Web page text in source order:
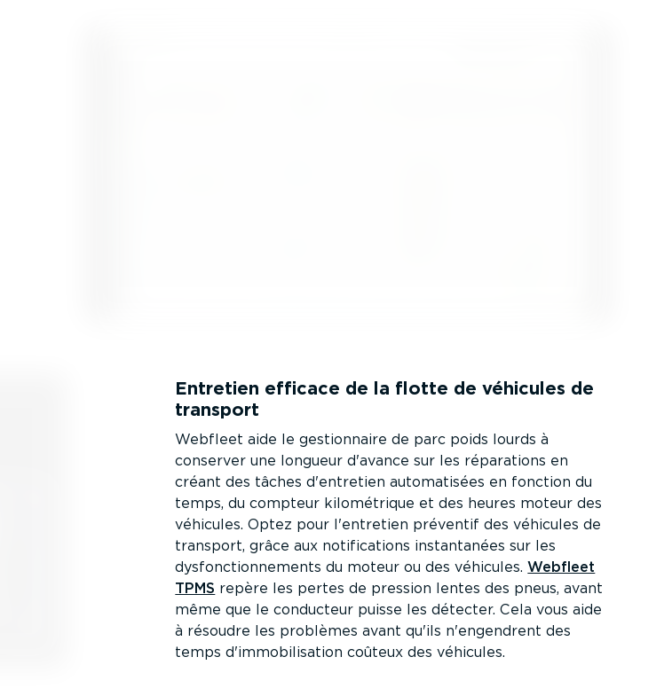
Entretien efficace de la flotte de véhicules de
transport
Webfleet aide le gestion­naire de parc poids lourds à
conserver une longueur d'avance sur les réparations en
créant des tâches d'entretien automa­tisées en fonction du
temps, du compteur kilomé­trique et des heures moteur des
véhicules. Optez pour l'entretien préventif des véhicules de
transport, grâce aux notifi­ca­tions instan­tanées sur les
dysfonc­tion­ne­ments du moteur ou des véhicules.Webfleet
TPMS repère les pertes de pression lentes des pneus, avant
même que le conducteur puisse les détecter. Cela vous aide
à résoudre les problèmes avant qu'ils n'engendrent des
temps d'immobi­li­sation coûteux des véhicules.